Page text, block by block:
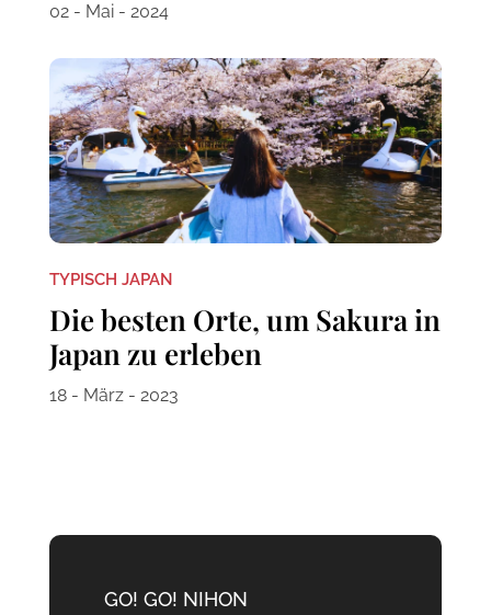
02 - Mai - 2024
TYPISCH JAPAN
Die besten Orte, um Sakura in
Japan zu erleben
18 - März - 2023
GO! GO! NIHON